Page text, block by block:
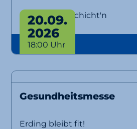
Lausbuam Gschicht'n
20.09.
2026
18:00 Uhr
Gesundheitsmesse
Erding bleibt fit!